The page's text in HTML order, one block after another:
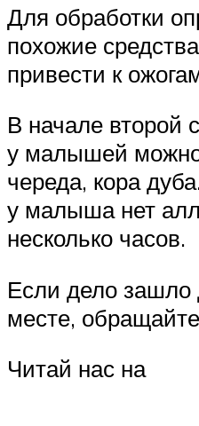
Для обработки
похожие
привести к
В начале второй
у малышей
череда, кора
у малыша нет
несколько часов.
Если дело зашло
месте,
Читай нас на